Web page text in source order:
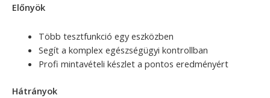
Előnyök
Több tesztfunkció egy eszközben
Segít a komplex egészségügyi kontrollban
Profi mintavételi készlet a pontos eredményért
Hátrányok